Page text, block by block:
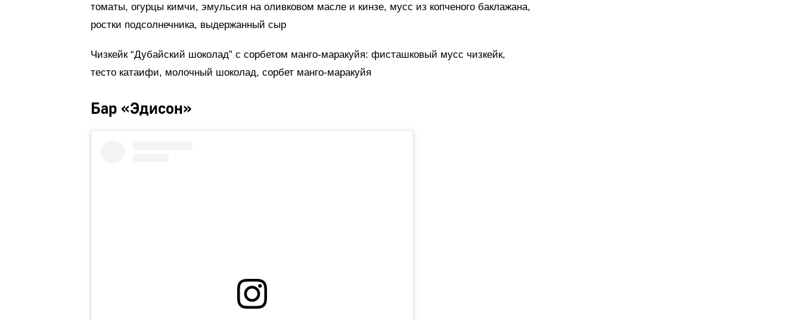
томаты, огурцы кимчи, эмульсия на оливковом масле и кинзе, мусс из копченого баклажана,
ростки подсолнечника, выдержанный сыр
Чизкейк “Дубайский шоколад” с сорбетом манго-маракуйя: фисташковый мусс чизкейк,
тесто катаифи, молочный шоколад, сорбет манго-маракуйя
Бар «Эдисон»